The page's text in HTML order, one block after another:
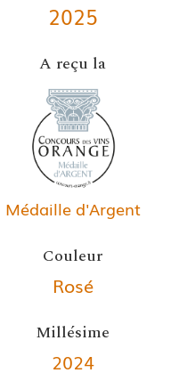
2025
A reçu la
Médaille d'Argent
Couleur
Rosé
Millésime
2024